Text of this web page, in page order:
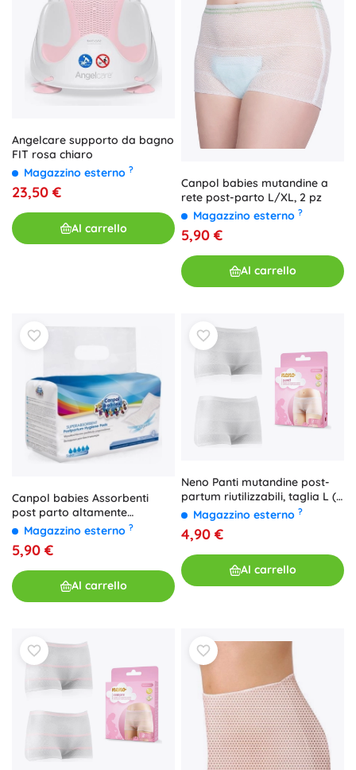
Angelcare supporto da bagno
FIT rosa chiaro
Magazzino esterno ?
23,50 €
Al carrello
Canpol babies mutandine a
rete post-parto L/XL, 2 pz
Magazzino esterno ?
5,90 €
Al carrello
Canpol babies Assorbenti
post parto altamente
assorbenti sagomati 10 pz
Magazzino esterno ?
5,90 €
Al carrello
Neno Panti mutandine post-
partum riutilizzabili, taglia L (2
pz)Magazzino esterno ?
4,90 €
Al carrello